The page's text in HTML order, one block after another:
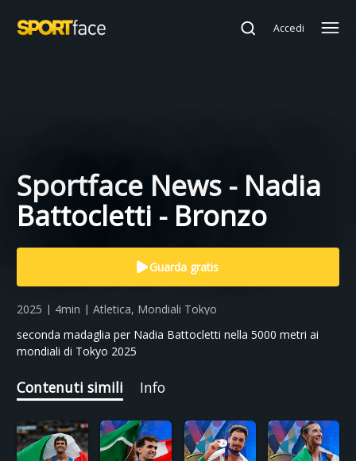
Accedi
Sportface News - Nadia
Battocletti - Bronzo
Guarda gratis
2025 | 4min | Atletica, Mondiali Tokyo
seconda madaglia per Nadia Battocletti nella 5000 metri ai
mondiali di Tokyo 2025
Contenuti simili Info